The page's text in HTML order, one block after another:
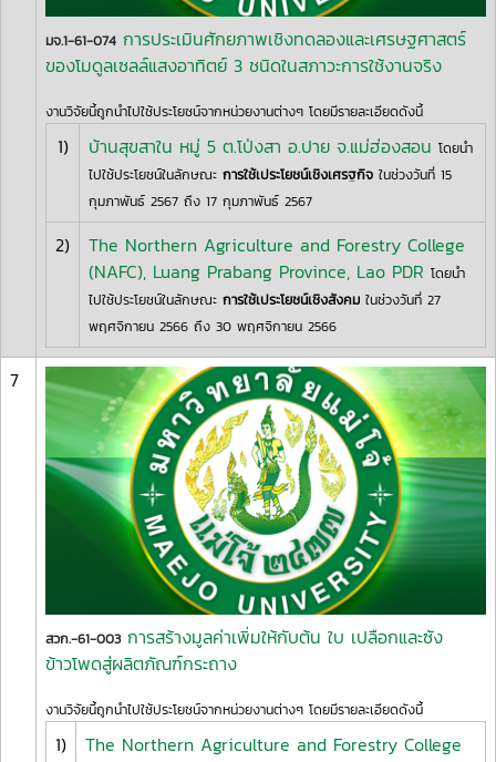
มจ.1-61-074 การประเมินศักยภาพเชิงทดลองและเศรษฐศาสตร์
ของโมดูลเซลล์แสงอาทิตย์ 3 ชนิดในสภาวะการใช้งานจริง
งานวิจัยนี้ถูกนำไปใช้ประโยชน์จากหน่วยงานต่างๆ โดยมีรายละเอียดดังนี้
1) บ้านสุขสาใน หมู่ 5 ต.โป่งสา อ.ปาย จ.แม่ฮ่องสอน โดยนำ
ไปใช้ประโยชน์ในลักษณะ การใช้เประโยชน์เชิงเศรฐกิจ ในช่วงวันที่ 15
กุมภาพันธ์ 2567 ถึง 17 กุมภาพันธ์ 2567
2)
The Northern Agriculture and Forestry College
(NAFC), Luang Prabang Province, Lao PDR โดยนำ
ไปใช้ประโยชน์ในลักษณะ การใช้เประโยชน์เชิงสังคม ในช่วงวันที่ 27
พฤศจิกายน 2566 ถึง 30 พฤศจิกายน 2566
7
สวก.-61-003 การสร้างมูลค่าเพิ่มให้กับต้น ใบ เปลือกและซัง
ข้าวโพดสู่ผลิตภัณฑ์กระถาง
งานวิจัยนี้ถูกนำไปใช้ประโยชน์จากหน่วยงานต่างๆ โดยมีรายละเอียดดังนี้
1)
The Northern Agriculture and Forestry College